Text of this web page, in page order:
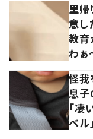
里
意し
教育
わぁ
怪我
息
「凄
ベル」